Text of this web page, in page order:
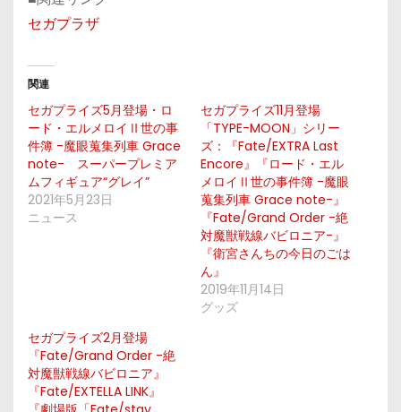
セガプラザ
関連
セガプライズ5月登場・ロ
ード・エルメロイⅡ世の事
件簿 -魔眼蒐集列車 Grace
note- スーパープレミア
ムフィギュア“グレイ”
2021年5月23日
ニュース
セガプライズ11月登場
「TYPE-MOON」シリー
ズ：『Fate/EXTRA Last
Encore』『ロード・エル
メロイⅡ世の事件簿 -魔眼
蒐集列車 Grace note-』
『Fate/Grand Order -絶
対魔獣戦線バビロニア-』
『衛宮さんちの今日のごは
ん』
2019年11月14日
グッズ
セガプライズ2月登場
『Fate/Grand Order -絶
対魔獣戦線バビロニア』
『Fate/EXTELLA LINK』